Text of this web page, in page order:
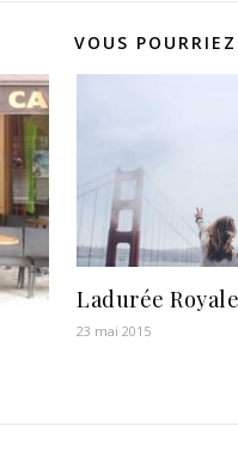
VOUS
Ladurée Royale
23 mai 2015